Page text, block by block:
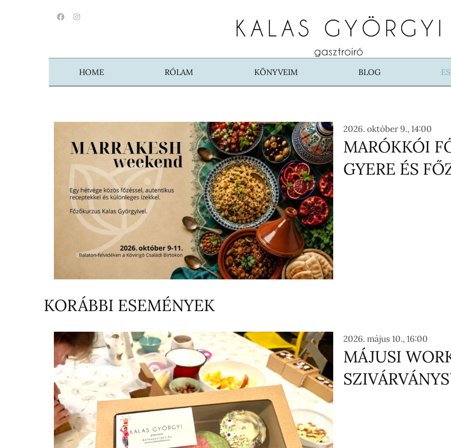
HOME RÓLAM KÖNYVEIM BLOG
2026. október 9., 14:00
MARÓKKÓI
GYERE ÉS
KORÁBBI ESEMÉNYEK
2026. május 10., 16:00
MÁJUSI